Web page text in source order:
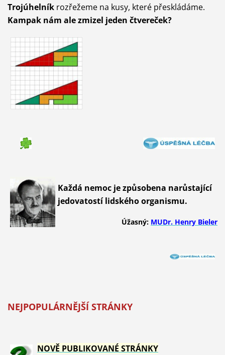
Trojúhelníkrozřežeme na kusy, které přeskládáme.
Kampak nám ale zmizel jeden čtvereček?
Každá nemoc je způsobena narůstající
jedovatostí lidského organismu.
Úžasný: MUDr. Henry Bieler
NEJPOPULÁRNĚJŠÍ STRÁNKY
NOVĚ PUBLIKOVANÉ STRÁNKY